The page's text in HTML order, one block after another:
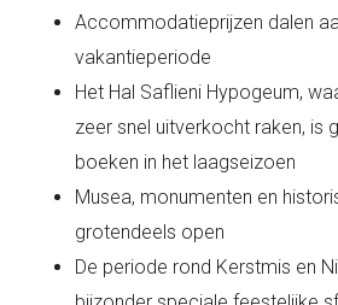
Accommodatieprijzen dalen
vakantieperiode
Het Hal Saflieni Hypogeum,
zeer snel uitverkocht raken, is
boeken in het laagseizoen
Musea, monumenten en
grotendeels open
De periode rond Kerstmis en